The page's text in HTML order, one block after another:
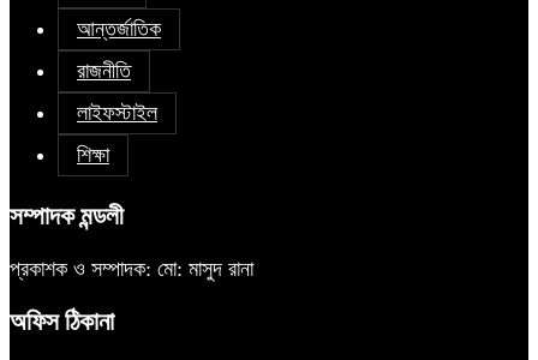
আন্তর্জাতিক
রাজনীতি
লাইফস্টাইল
শিক্ষা
সম্পাদক মন্ডলী
প্রকাশক ও সম্পাদক: মো: মাসুদ রানা
অফিস ঠিকানা